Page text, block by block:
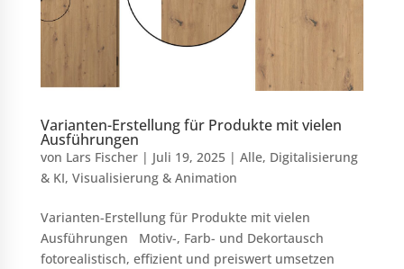
Varianten-Erstellung für Produkte mit vielen
Ausführungen
von Lars Fischer| Juli 19, 2025| Alle, Digitalisierung
& KI, Visualisierung & Animation
Varianten-Erstellung für Produkte mit vielen
Ausführungen Motiv-, Farb- und Dekortausch
fotorealistisch, effizient und preiswert umsetzen